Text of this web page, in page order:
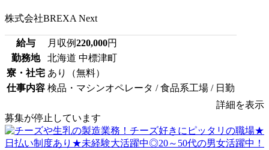
株式会社BREXA Next
給与 月収例220,000円
勤務地
北海道 中標津町
寮・社宅 あり（無料）
仕事内容 検品・マシンオペレータ / 食品系工場 / 日勤
詳細を表示
募集が停止しています